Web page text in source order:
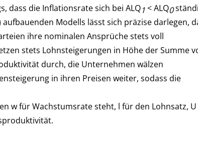
dass die Inflationsrate sich bei ALQ1< ALQ0
Modells lässt sich präzise darlegen,
ihre nominalen Ansprüche stets voll
stets Lohnsteigerungen in Höhe der Summe
durch, die Unternehmen wälzen
in ihren Preisen weiter, sodass die
w für Wachstumsrate steht, l für den Lohnsatz,